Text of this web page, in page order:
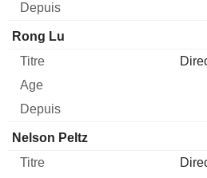
Rong Lu
Nelson Peltz